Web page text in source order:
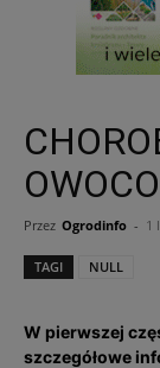
Przez Ogrodinfo - 1
TAGI NULL
W pierwszej
szczegółowe